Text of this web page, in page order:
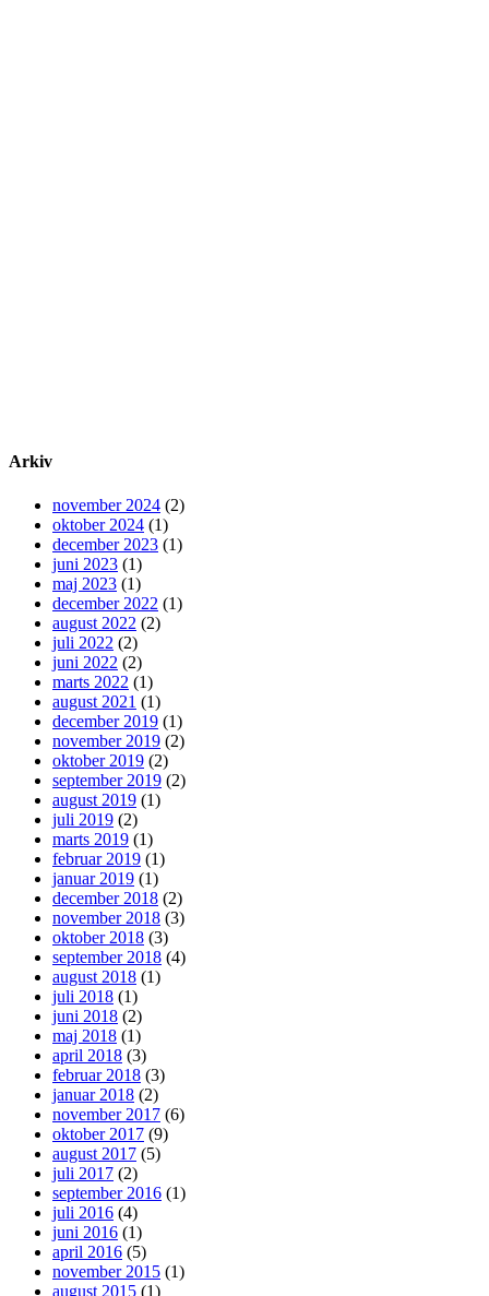
Arkiv
november 2024 (2)
oktober 2024 (1)
december 2023 (1)
juni 2023 (1)
maj 2023 (1)
december 2022 (1)
august 2022 (2)
juli 2022 (2)
juni 2022 (2)
marts 2022 (1)
august 2021 (1)
december 2019 (1)
november 2019 (2)
oktober 2019 (2)
september 2019 (2)
august 2019 (1)
juli 2019 (2)
marts 2019 (1)
februar 2019 (1)
januar 2019 (1)
december 2018 (2)
november 2018 (3)
oktober 2018 (3)
september 2018 (4)
august 2018 (1)
juli 2018 (1)
juni 2018 (2)
maj 2018 (1)
april 2018 (3)
februar 2018 (3)
januar 2018 (2)
november 2017 (6)
oktober 2017 (9)
august 2017 (5)
juli 2017 (2)
september 2016 (1)
juli 2016 (4)
juni 2016 (1)
april 2016 (5)
november 2015 (1)
august 2015 (1)